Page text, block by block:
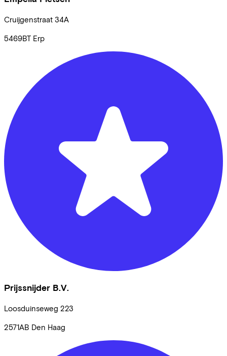
Cruijgenstraat 34A
5469BT Erp
Prijssnijder B.V.
Loosduinseweg 223
2571AB Den Haag